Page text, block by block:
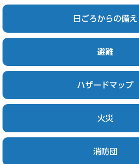
日ごろからの備え
避難
ハザードマップ
火災
消防団